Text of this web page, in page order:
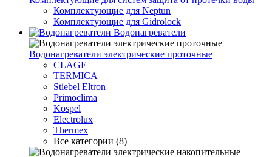
Комплектующие для Neptun
Комплектующие для Gidrolock
Водонагреватели
Водонагреватeли электрические проточные
CLAGE
TERMICA
Stiebel Eltron
Primoclima
Kospel
Electrolux
Thermex
Все категории (8)